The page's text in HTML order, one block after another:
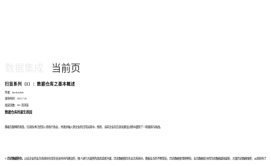
当前页
扫盲系列（1）：数据仓库之基本概述
作者：finedatalink
发布时间：2023.7.26
阅读次数：995 次浏览
数据仓库的诞生原因
随着互联网的普及，信息技术已经深入到各行各业，并逐步融入到企业的日常运营中。 然而，当前企业在信息化建设过程中遇到了一些困境与挑战。
1. 历史数据积存。 过去企业的业务系统往往是在较长时间内建设的，很少进行大面积的改造或者升级，历史数据留存在业务系统中。 随着业务的不断增长， 历史数据使用频率低 ，业务数据库中的历史数据越来越多，大量历史数据 堆积， 从而影响了